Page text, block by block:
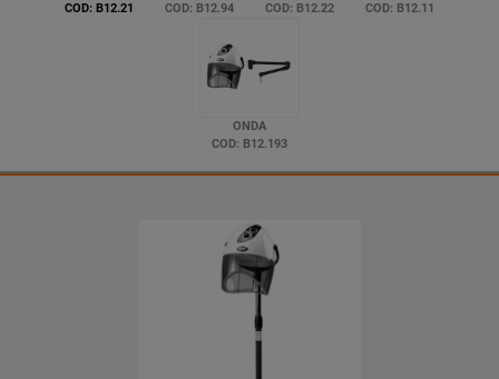
COD: B12.21
COD: B12.94
COD: B12.22
COD: B12.11
ONDA
COD: B12.193